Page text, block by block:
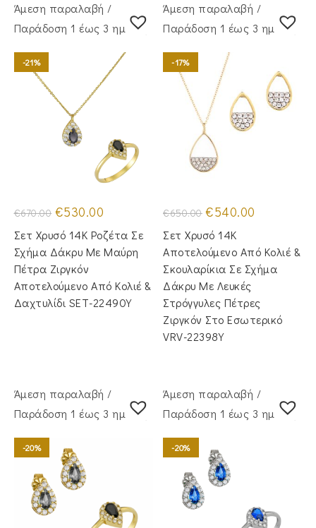
Άμεση παραλαβή /
Παράδoση 1 έως 3 ημέρες
-21%
€670.00 Original
price
was:
€670.00.
€530.00
τιμή
είναι:
€530.00.
Σετ Χρυσό 14Κ Ροζέτα Σε
Σχήμα Δάκρυ Με Μαύρη
Πέτρα Ζιργκόν
Αποτελούμενο Από Κολιέ &
Δαχτυλίδι SET-22490Y
Άμεση παραλαβή /
Παράδoση 1 έως 3 ημέρες
-17%
€650.00 Original
price
was:
€650.00.
€540.00
€540.00.
Σετ Χρυσό 14Κ
Αποτελούμενο Από Κολιέ &
Σκουλαρίκια Σε Σχήμα
Δάκρυ Με Λευκές
Στρόγγυλες Πέτρες
Ζιργκόν Στο Εσωτερικό
VRV-22398Y
Άμεση παραλαβή /
Παράδoση 1 έως 3 ημέρες
-20%
Άμεση παραλαβή /
Παράδoση 1 έως 3 ημέρες
-20%